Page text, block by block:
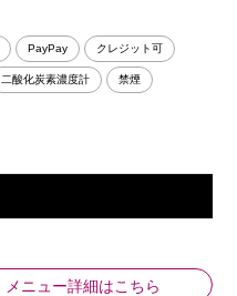
PayPay クレジット可
二酸化炭素濃度計 禁煙
メニュー詳細はこちら